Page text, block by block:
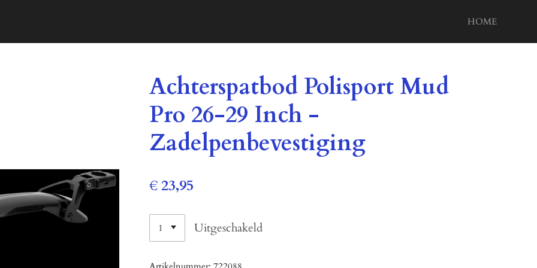
HOME
Achterspatbod Polisport Mud
Pro 26-29 Inch -
Zadelpenbevestiging
€ 23,95
Uitgeschakeld